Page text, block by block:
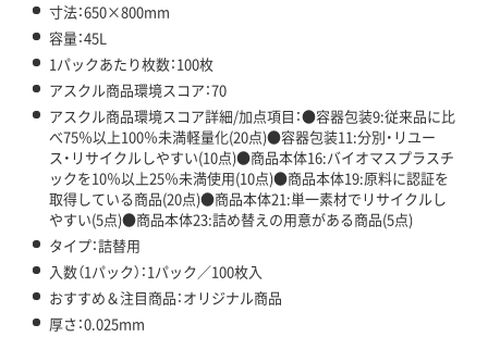
寸法：650×800mm
容量：45L
1パックあたり枚数：100枚
アスクル商品環境スコア：70
アスクル商品環境スコア詳細/加点項目：●容器包装9:従来品に比
べ75％以上100％未満軽量化(20点)●容器包装11:分別・リユー
ス・リサイクルしやすい(10点)●商品本体16:バイオマスプラスチ
ックを10％以上25％未満使用(10点)●商品本体19:原料に認証を
取得している商品(20点)●商品本体21:単一素材でリサイクルし
やすい(5点)●商品本体23:詰め替えの用意がある商品(5点)
タイプ：詰替用
入数（1パック）：1パック／100枚入
おすすめ＆注目商品：オリジナル商品
厚さ：0.025mm